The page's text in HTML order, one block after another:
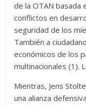
de la OTAN basada
conflictos en
seguridad de los
También a
económicos de los
multinacionales (1).
Mientras, Jens
una alianza